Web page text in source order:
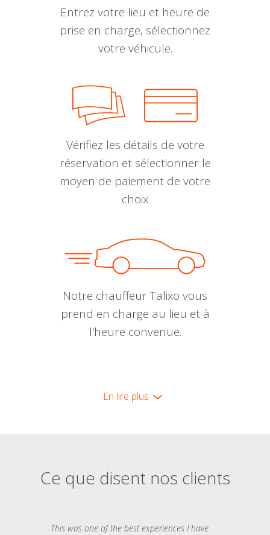
Entrez votre lieu et heure de
prise en charge, sélectionnez
votre véhicule.
Vérifiez les détails de votre
réservation et sélectionner le
moyen de paiement de votre
choix
Notre chauffeur Talixo vous
prend en charge au lieu et à
l'heure convenue.
En lire plus
Ce que disent nos clients
This was one of the best experiences I have